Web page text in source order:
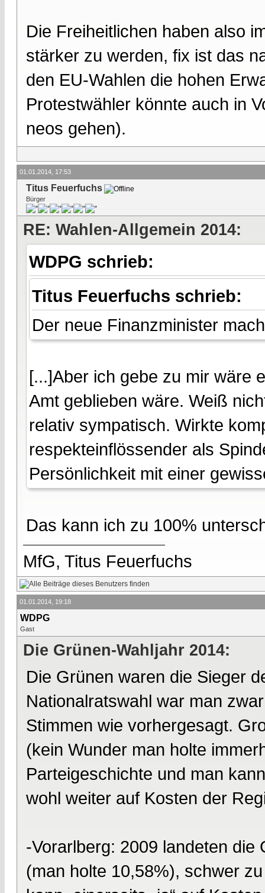
Die Freiheitlichen haben also
stärker zu werden, fix ist das
den EU-Wahlen die hohen
Protestwähler könnte auch in
neos gehen).
01.01.2014, 17:53
Titus Feuerfuchs
Bürger
RE: Wahlen-Allgemein 2014:
WDPG schrieb:
Titus Feuerfuchs schrieb:
Der neue Finanzminister
[...]Aber ich gebe zu mir wäre
Amt geblieben wäre. Weiß
relativ sympatisch. Wirkte
respekteinflössender als
Persönlichkeit mit einer
Das kann ich zu 100%
MfG, Titus Feuerfuchs
01.01.2014, 19:18
WDPG
Gast
Die Grünen-Wahljahr 2014:
Die Grünen waren die Sieger
Nationalratswahl war man
Stimmen wie vorhergesagt.
(kein Wunder man holte
Parteigeschichte und man
wohl weiter auf Kosten der
-Vorarlberg: 2009 landeten
(man holte 10,58%), schwer